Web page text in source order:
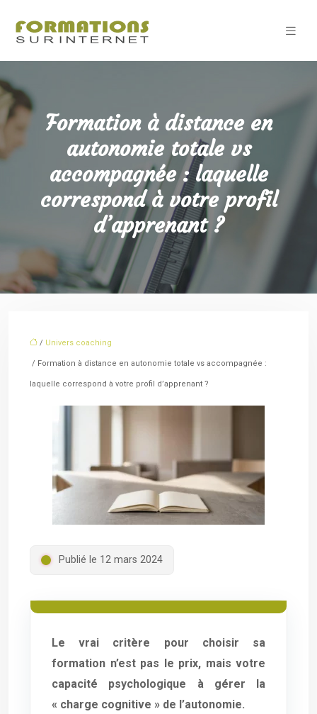
Formation à distance en
autonomie totale vs
accompagnée : laquelle
correspond à votre profil
d’apprenant ?
/ Univers coaching
/ Formation à distance en autonomie totale vs accompagnée :
laquelle correspond à votre profil d’apprenant ?
Publié le 12 mars 2024
Le vrai critère pour choisir sa
formation n’est pas le prix, mais votre
capacité psychologique à gérer la
« charge cognitive » de l’autonomie.